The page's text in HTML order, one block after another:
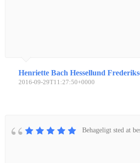
Henriette Bach Hessellund
2016-09-29T11:27:50+0000
Behageligt sted at